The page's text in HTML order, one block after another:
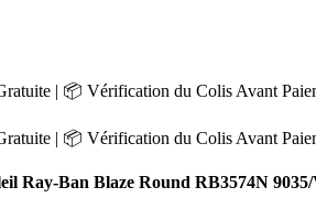
| 📦 Vérification du Colis Avant
| 📦 Vérification du Colis Avant
Ray-Ban Blaze Round RB3574N